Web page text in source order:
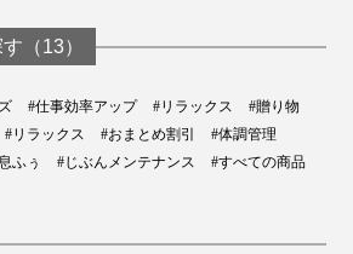
（13）
#仕事効率アップ #リラックス
#贈り物
#リラックス #おまとめ割引
#体調管理
ふぅ #じぶんメンテナンス #すべての商品